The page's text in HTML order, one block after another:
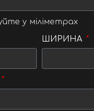
у міліметрах
ШИРИНА